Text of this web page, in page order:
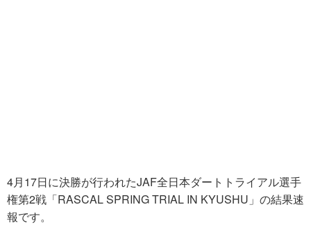
4月17日に決勝が行われたJAF全日本ダートトライアル選手
権第2戦「RASCAL SPRING TRIAL IN KYUSHU」の結果速
報です。